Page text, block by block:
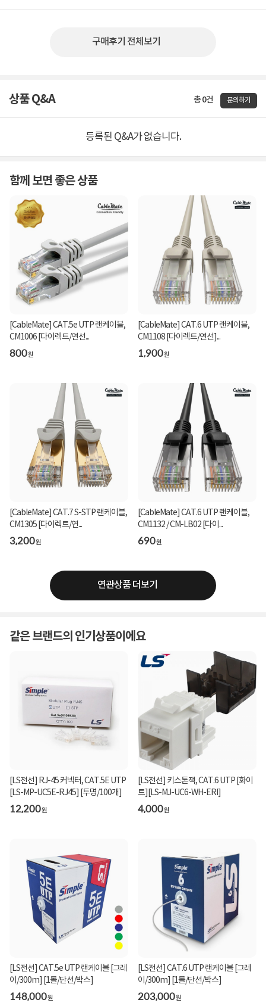
구매후기 전체보기
상품 Q&A 총 0건 문의하기
등록된 Q&A가 없습니다.
함께 보면 좋은 상품
[CableMate] CAT.5e UTP 랜케이블,
CM1006 [다이렉트/연선...
800원
[CableMate] CAT.6 UTP 랜케이블,
CM1108 [다이렉트/연선]...
1,900원
[CableMate] CAT.7 S-STP 랜케이블,
CM1305 [다이렉트/연...
3,200원
[CableMate] CAT.6 UTP 랜케이블,
CM1132 / CM-LB02 [다이...
690원
연관상품 더보기
같은 브랜드의 인기상품이에요
[LS전선] RJ-45 커넥터, CAT.5E UTP
[LS-MP-UC5E-RJ45] [투명/100개]
12,200원
[LS전선] 키스톤잭, CAT.6 UTP [화이
트][LS-MJ-UC6-WH-ERI]
4,000원
[LS전선] CAT.5e UTP 랜케이블 [그레
이/300m] [1롤/단선/박스]
148,000원
[LS전선] CAT.6 UTP 랜케이블 [그레
이/300m] [1롤/단선/박스]
203,000원